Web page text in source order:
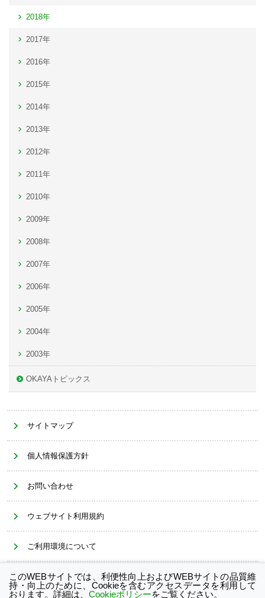
2018年
2017年
2016年
2015年
2014年
2013年
2012年
2011年
2010年
2009年
2008年
2007年
2006年
2005年
2004年
2003年
OKAYAトピックス
サイトマップ
個人情報保護方針
お問い合わせ
ウェブサイト利用規約
ご利用環境について
Cookieポリシー
このWEBサイトでは、利便性向上およびWEBサイトの品質維
持・向上のために、Cookieを含むアクセスデータを利用して
おります。詳細は、 Cookieポリシーをご覧ください。